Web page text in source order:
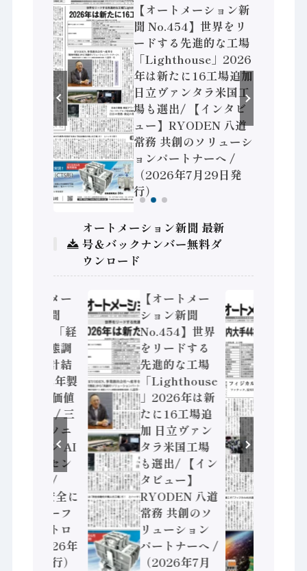
【オートメーション新
聞 No.454】世界をリ
ードする先進的な工場
「Lighthouse」2026
年は新たに16工場追加
日立ヴァンタラ米国工
場も選出/ 【インタビ
ュー】RYODEN 八道
常務 共創のソリューシ
ョンパートナーへ /
（2026年7月29日発
行）
オートメーション新聞 最新
号＆バックナンバー無料ダ
ウンロード
【オートメー
ション新聞
No.454】世界
をリードする
先進的な工場
「Lighthouse
」2026年は新
たに16工場追
加 日立ヴァン
タラ米国工場
も選出/ 【イン
タビュー】
RYODEN 八道
常務 共創のソ
リューション
パートナーへ /
（2026年7月
【オートメー
ション新聞
No.453】フィ
ジカルAI本格
化へ 国産AI開
発や社会実装
に活発な動き
Noetra、富士
通、日立 / 兵
神装備 ×
HMS、老舗ポ
ンプメーカー
が挑むデータ
活用 など
（2026年7月
22日発行）